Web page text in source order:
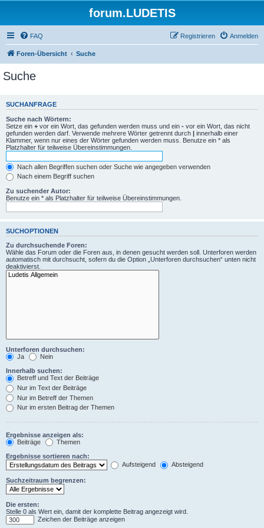
forum.LUDETIS
FAQ Anmelden
Registrieren
Foren-Übersicht Suche
Suche
SUCHANFRAGE
Suche nach Wörtern:
Setze ein + vor ein Wort, das gefunden werden muss und ein - vor ein Wort, das nicht
gefunden werden darf. Verwende mehrere Wörter getrennt durch | innerhalb einer
Klammer, wenn nur eines der Wörter gefunden werden muss. Benutze ein * als
Platzhalter für teilweise Übereinstimmungen.
Nach allen Begriffen suchen oder Suche wie angegeben verwenden
Nach einem Begriff suchen
Zu suchender Autor:
Benutze ein * als Platzhalter für teilweise Übereinstimmungen.
SUCHOPTIONEN
Zu durchsuchende Foren:
Wähle das Forum oder die Foren aus, in denen gesucht werden soll. Unterforen werden
automatisch mit durchsucht, sofern du die Option „Unterforen durchsuchen“ unten nicht
deaktivierst.
Unterforen durchsuchen:
Ja
Nein
Innerhalb suchen:
Betreff und Text der Beiträge
Nur im Text der Beiträge
Nur im Betreff der Themen
Nur im ersten Beitrag der Themen
Ergebnisse anzeigen als:
Beiträge
Themen
Ergebnisse sortieren nach:
Aufsteigend
Absteigend
Suchzeitraum begrenzen:
Die ersten:
Stelle 0 als Wert ein, damit der komplette Beitrag angezeigt wird.
Zeichen der Beiträge anzeigen